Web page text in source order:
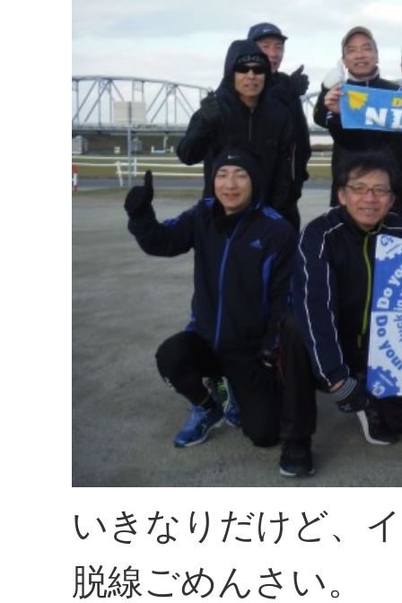
いきなりだけど、
脱線ごめんさい。